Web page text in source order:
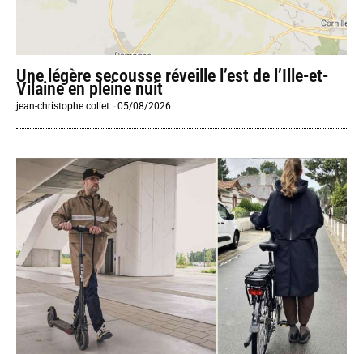
Une légère secousse réveille l’est de l’Ille-et-
Vilaine en pleine nuit
jean-christophe collet -05/08/2026